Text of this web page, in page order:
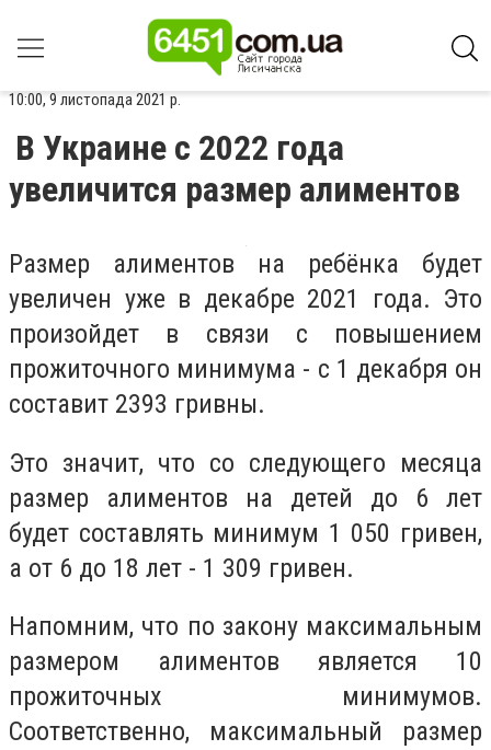
10:00, 9 листопада 2021 р.
В Украине с 2022 года
увеличится размер алиментов
Размер алиментов на ребёнка будет
увеличен уже в декабре 2021 года. Это
произойдет в связи с повышением
прожиточного минимума - с 1 декабря он
составит 2393 гривны.
Это значит, что со следующего месяца
размер алиментов на детей до 6 лет
будет составлять минимум 1 050 гривен,
а от 6 до 18 лет - 1 309 гривен.
Напомним, что по закону максимальным
размером алиментов является 10
прожиточных минимумов.
Соответственно, максимальный размер